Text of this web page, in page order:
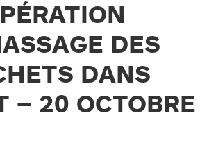
DES
DANS
– 20 OCTOBRE